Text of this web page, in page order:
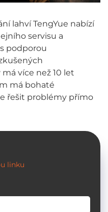
lahví TengYue nabízí
servisu a
podporou
více než 10 let
má bohaté
řešit problémy přímo
linku